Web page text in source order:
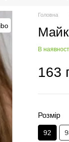
Головна
В
163
Розмір
92